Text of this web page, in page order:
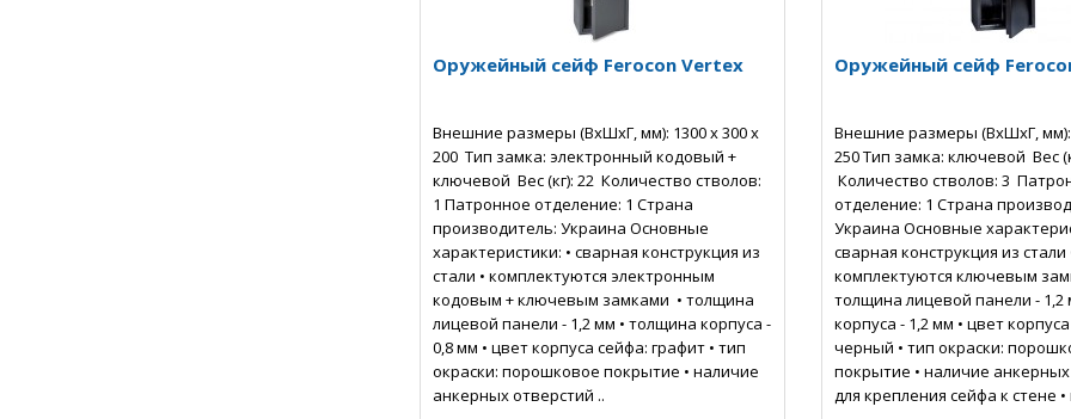
Оружейный сейф Ferocon Vertex
Внешние размеры (ВхШхГ, мм): 1300 х 300 х
200 Тип замка: электронный кодовый +
ключевой Вес (кг): 22 Количество стволов:
1 Патронное отделение: 1 Страна
производитель: Украина Основные
характеристики: • сварная конструкция из
стали • комплектуются электронным
кодовым + ключевым замками • толщина
лицевой панели - 1,2 мм • толщина корпуса -
0,8 мм • цвет корпуса сейфа: графит • тип
окраски: порошковое покрытие • наличие
анкерных отверстий ..
Оружейный сейф
Внешние размеры (ВхШхГ, мм):
250 Тип замка: ключевой Вес
Количество стволов: 3
отделение: 1 Страна
Украина Основные
сварная конструкция из стали
комплектуются ключевым
толщина лицевой панели - 1,2
корпуса - 1,2 мм • цвет
черный • тип окраски:
покрытие • наличие
для крепления сейфа к стене •